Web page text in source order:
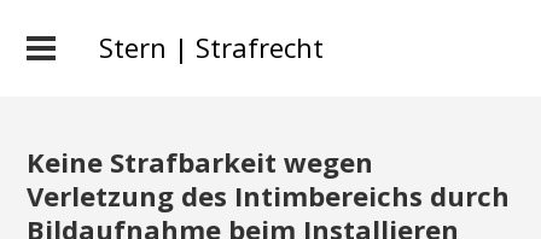
Stern | Strafrecht
Keine Strafbarkeit wegen
Verletzung des Intimbereichs durch
Bildaufnahme beim Installieren